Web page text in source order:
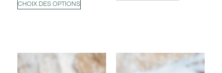
CHOIX DES OPTIONS